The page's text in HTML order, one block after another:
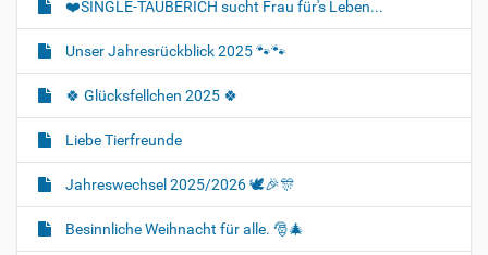
❤️SINGLE-TÄUBERICH sucht Frau für's Leben...
Unser Jahresrückblick 2025 🐾🐾
🍀 Glücksfellchen 2025 🍀
Liebe Tierfreunde
Jahreswechsel 2025/2026 🕊🎉🎊
Besinnliche Weihnacht für alle. 🎅🎄